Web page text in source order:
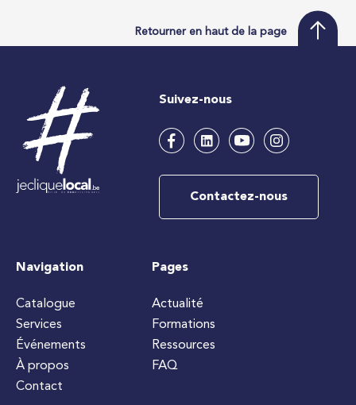
Retourner en haut de la page
Suivez-nous
Contactez-nous
Navigation
Catalogue
Services
Événements
À propos
Contact
Pages
Actualité
Formations
Ressources
FAQ